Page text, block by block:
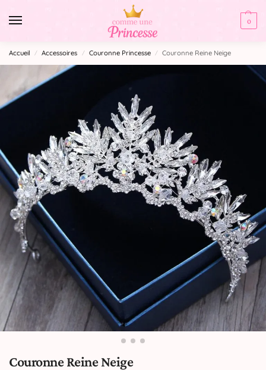
0
Accueil / Accessoires / Couronne Princesse / Couronne Reine Neige
Couronne Reine Neige